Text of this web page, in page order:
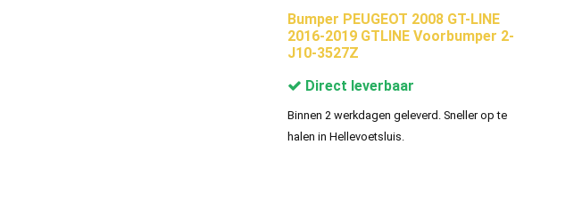
Bumper PEUGEOT 2008 GT-LINE
2016-2019 GTLINE Voorbumper 2-
J10-3527Z
Direct leverbaar
Binnen 2 werkdagen geleverd. Sneller op te
halen in Hellevoetsluis.